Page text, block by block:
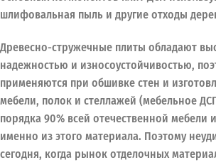
шлифовальная пыль и другие отходы
Древесно-стружечные плиты обладают
надежностью и износоустойчивостью,
применяются при обшивке стен и
мебели, полок и стеллажей (мебельное
порядка 90% всей отечественной мебели
именно из этого материала. Поэтому
сегодня, когда рынок отделочных